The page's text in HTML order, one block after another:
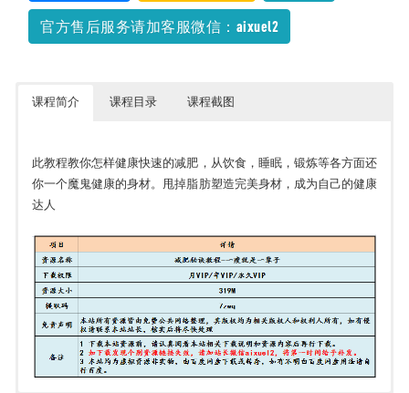
官方售后服务请加客服微信：aixuel2
课程简介 课程目录 课程截图
此教程教你怎样健康快速的减肥，从饮食，睡眠，锻炼等各方面还
你一个魔鬼健康的身材。甩掉脂肪塑造完美身材，成为自己的健康
达人